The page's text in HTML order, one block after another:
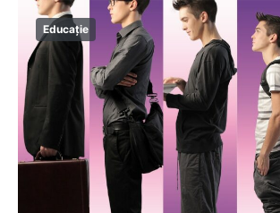
Educație